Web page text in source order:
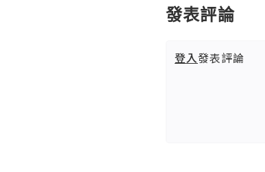
發表評論
登入發表評論